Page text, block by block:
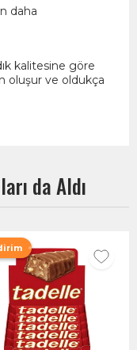
daha
kalitesine göre
oluşur ve oldukça
da Aldı